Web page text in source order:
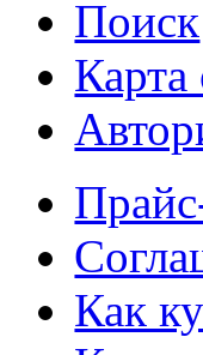
Поиск
Карта
Как